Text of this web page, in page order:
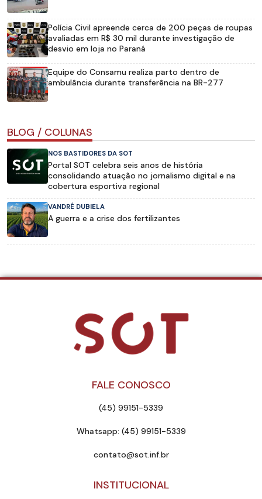
Polícia Civil apreende cerca de 200 peças de roupas
avaliadas em R$ 30 mil durante investigação de
desvio em loja no Paraná
Equipe do Consamu realiza parto dentro de
ambulância durante transferência na BR-277
BLOG / COLUNAS
NOS BASTIDORES DA SOT
Portal SOT celebra seis anos de história
consolidando atuação no jornalismo digital e na
cobertura esportiva regional
VANDRÉ DUBIELA
A guerra e a crise dos fertilizantes
FALE CONOSCO
(45) 99151-5339
Whatsapp: (45) 99151-5339
contato@sot.inf.br
INSTITUCIONAL